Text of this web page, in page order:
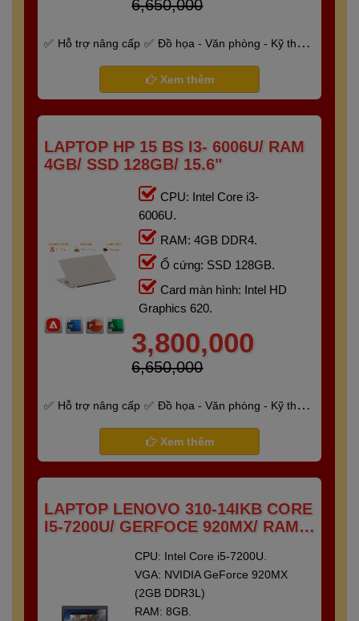
6,650,000
Hỗ trợ nâng cấp
Đồ họa - Văn phòng - Kỹ thuật
Bảo hành 6 tháng
Xem thêm
LAPTOP HP 15 BS I3- 6006U/ RAM
4GB/ SSD 128GB/ 15.6"
CPU: Intel Core i3-
6006U.
RAM: 4GB DDR4.
Ổ cứng: SSD 128GB.
Card màn hình: Intel HD
Graphics 620.
3,800,000
6,650,000
Hỗ trợ nâng cấp
Đồ họa - Văn phòng - Kỹ thuật
Bảo hành 6 tháng
Xem thêm
LAPTOP LENOVO 310-14IKB CORE
I5-7200U/ GERFOCE 920MX/ RAM 8
CPU: Intel Core i5-7200U.
VGA: NVIDIA GeForce 920MX
(2GB DDR3L)
RAM: 8GB.